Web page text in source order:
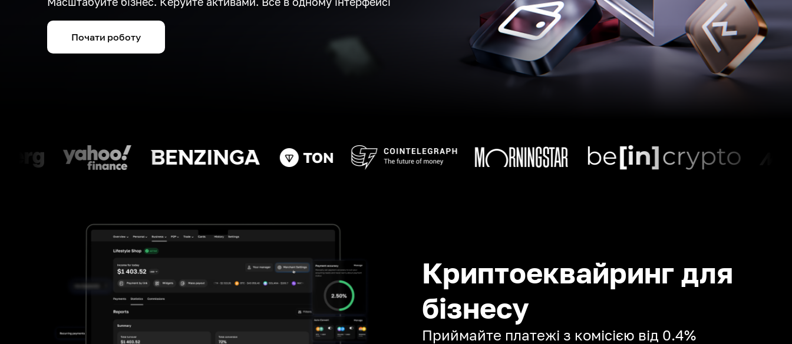
Почати роботу
Криптоеквайринг для
бізнесу
Приймайте платежі з комісією від 0.4%